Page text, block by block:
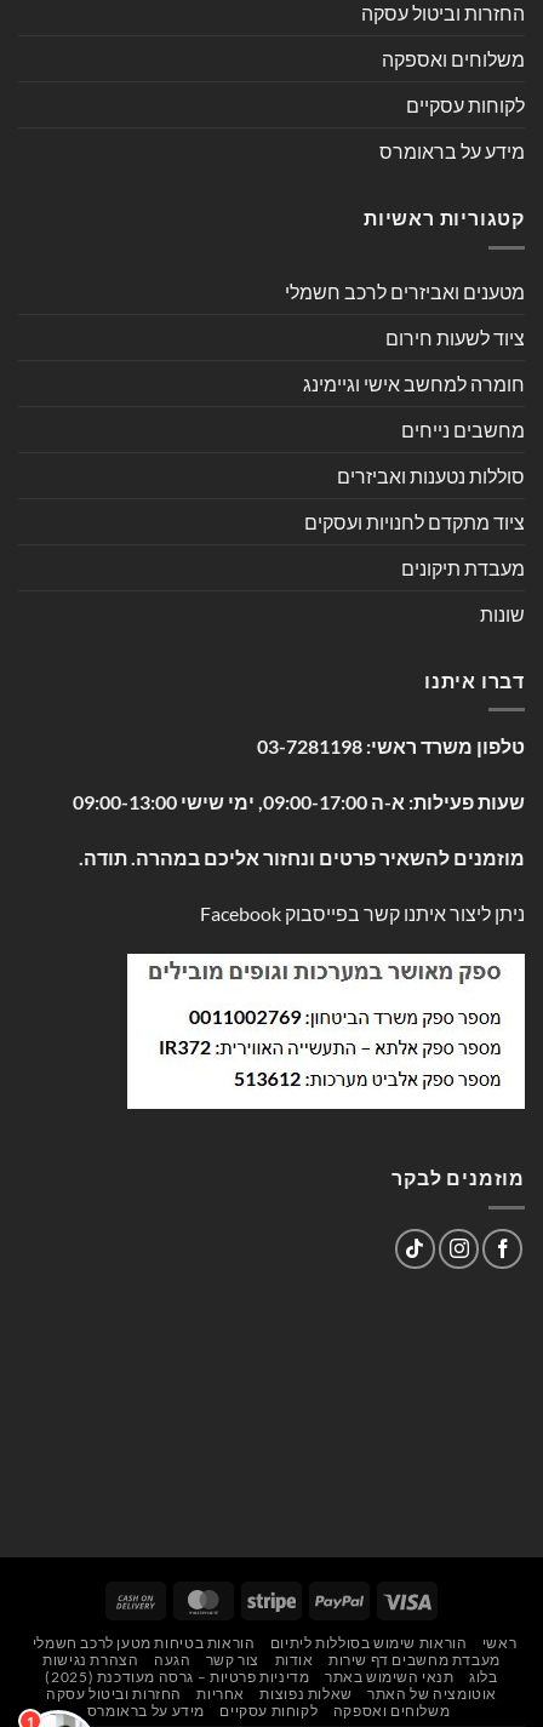
החזרות וביטול עסקה
משלוחים ואספקה
לקוחות עסקיים
מידע על בראומרס
קטגוריות ראשיות
מטענים ואביזרים לרכב חשמלי
ציוד לשעות חירום
חומרה למחשב אישי וגיימינג
מחשבים נייחים
סוללות נטענות ואביזרים
ציוד מתקדם לחנויות ועסקים
מעבדת תיקונים
שונות
דברו איתנו
טלפון משרד ראשי: 03-7281198
שעות פעילות: א-ה 09:00-17:00, ימי שישי 09:00-13:00
מוזמנים להשאיר פרטים ונחזור אליכם במהרה. תודה.
ניתן ליצור איתנו קשר בפייסבוק Facebook
מוזמנים לבקר
Visa
PayPal
Stripe
MasterCard
Delivery
ראשי הוראות שימוש בסוללות ליתיום
הוראות בטיחות מטען לרכב חשמלי
מעבדת מחשבים דף שירות
אודות צור קשר הגעה
הצהרת נגישות
בלוג
תנאי השימוש באתר
מדיניות פרטיות – גרסה מעודכנת (2025)
אוטומציה של האתר
שאלות נפוצות אחריות
החזרות וביטול עסקה
משלוחים ואספקה
לקוחות עסקיים מידע על בראומרס